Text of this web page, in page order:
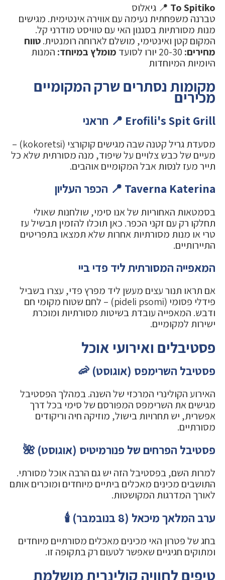
To Spitiko 📍 גיאלוס
טברנה משפחתית נעימה עם אווירה אינטימית. מגישים
מנות מסורתיות בסגנון האי עם טוויסט מודרני קל.
המקום קטן ואינטימי, מושלם לארוחה רומנטית.טווח
מחירים:
מומלץ במיוחד: המנות
היומיות המיוחדות
מקומות נסתרים שרק המקומיים
מכירים
Erofili's Spit Grill 📍 חראני
מסעדת גריל קטנה שבה מגישים קוקורצי (kokoretsi) –
מעיים של כבש צלויים על שיפוד, מנה מסורתית שלא כל
תייר מעז לנסות אבל המקומיים אוהבים.
Taverna Katerina 📍 הכפר העליון
בסמטאות האחוריות של אנו סימי, שולחנות שאולי
תחלקו רק עם זקני הכפר. כאן תוכלו להזמין תבשיל עז
טרי או מנות מסורתיות אחרות שלא תמצאו בתפריטים
התיירותיים.
המאפייה המסורתית ליד פדי ביי
אם תראו תנור עצים מעשן ליד מפרץ פדי, עצרו בשביל
פידלי פסומי (pideli psomi) – לחם שטוח מקומי חם
ודבש. המאפייה עובדת בשיטות מסורתיות ומוכרת
ישירות למקומיים.
פסטיבלים ואירועי אוכל
פסטיבל השרימפס (אוגוסט) 🦐
האירוע הקולינרי המרכזי של השנה. במהלך הפסטיבל
מגישים את השרימפס המפורסם של סימי בכל דרך
אפשרית, יש תחרויות בישול, מוזיקה חיה וריקודים
מסורתיים.
פסטיבל הפרחים של פנורמיטיס (אוגוסט) 🌺
למרות השם, בפסטיבל הזה יש גם הרבה אוכל מסורתי.
התושבים מכינים מאכלים ביתיים מיוחדים ומוכרים אותם
לאורך המדרגות המקושטות.
ערב המלאך מיכאל (8 בנובמבר) 🕯️
בחג של פטרון האי מכינים מאכלים מסורתיים מיוחדים
ומתוקים חגיגיים שאפשר לטעום רק בתקופה זו.
טיפים לחוויה קולינרית מושלמת